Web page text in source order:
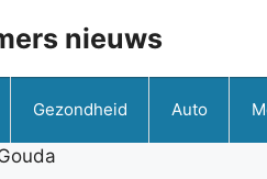
nieuws
Gezondheid Auto